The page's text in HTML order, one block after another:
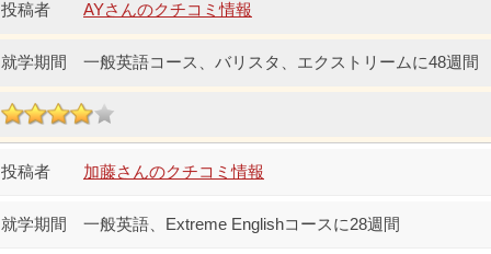
AYさんのクチコミ情報
一般英語コース、バリスタ、エクストリームに48週間
加藤さんのクチコミ情報
一般英語、Extreme Englishコースに28週間